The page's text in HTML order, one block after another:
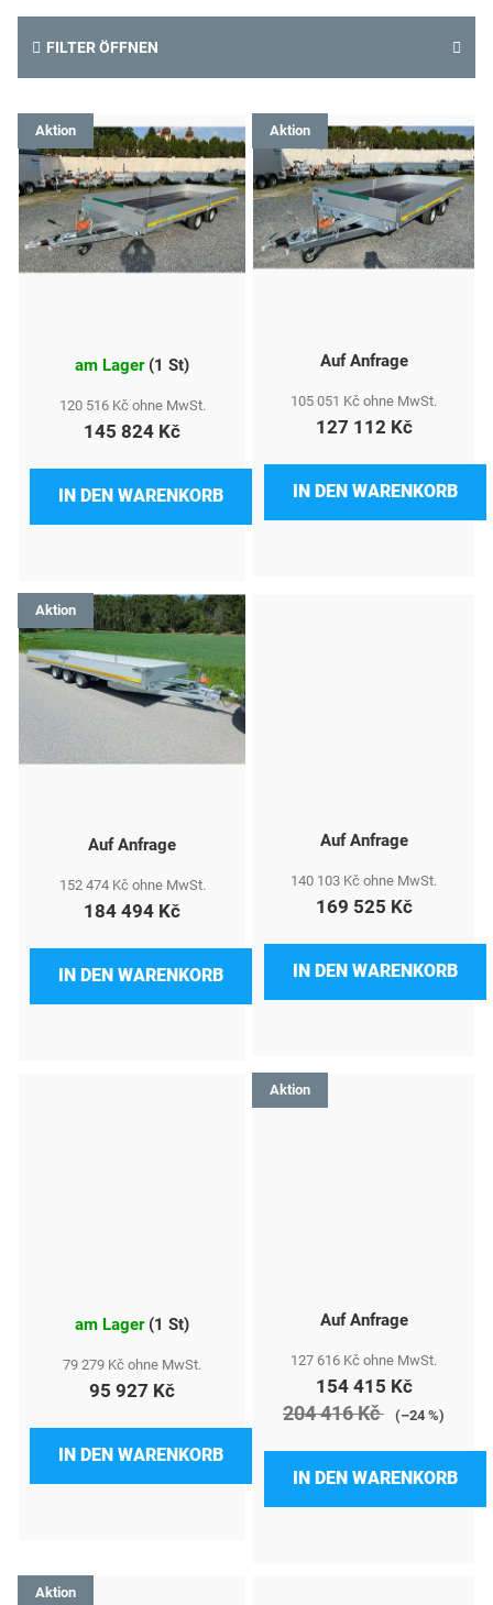
FILTER ÖFFNEN
L
i
s
t
e
d
k
t
e
Aktion
am Lager (1 St)
120 516 Kč ohne MwSt.
145 824 Kč
IN DEN WARENKORB
Aktion
Auf Anfrage
105 051 Kč ohne MwSt.
127 112 Kč
IN DEN WARENKORB
Aktion
Auf Anfrage
152 474 Kč ohne MwSt.
184 494 Kč
IN DEN WARENKORB
Auf Anfrage
140 103 Kč ohne MwSt.
169 525 Kč
IN DEN WARENKORB
am Lager (1 St)
79 279 Kč ohne MwSt.
95 927 Kč
IN DEN WARENKORB
Aktion
Auf Anfrage
127 616 Kč ohne MwSt.
154 415 Kč
204 416 Kč (–24 %)
IN DEN WARENKORB
Aktion